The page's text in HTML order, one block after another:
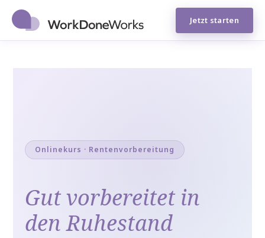
Jetzt starten
Onlinekurs · Rentenvorbereitung
Gut vorbereitet in
den Ruhestand